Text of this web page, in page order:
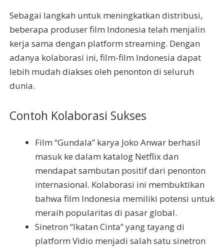
Sebagai langkah untuk meningkatkan distribusi,
beberapa produser film Indonesia telah menjalin
kerja sama dengan platform streaming. Dengan
adanya kolaborasi ini, film-film Indonesia dapat
lebih mudah diakses oleh penonton di seluruh
dunia.
Contoh Kolaborasi Sukses
Film “Gundala” karya Joko Anwar berhasil
masuk ke dalam katalog Netflix dan
mendapat sambutan positif dari penonton
internasional. Kolaborasi ini membuktikan
bahwa film Indonesia memiliki potensi untuk
meraih popularitas di pasar global.
Sinetron “Ikatan Cinta” yang tayang di
platform Vidio menjadi salah satu sinetron